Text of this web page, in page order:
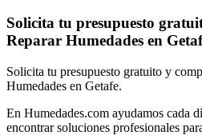
Solicita tu presupuesto
Reparar Humedades en
Solicita tu presupuesto gratuito y
Humedades en Getafe.
En Humedades.com ayudamos cada
encontrar soluciones profesionales